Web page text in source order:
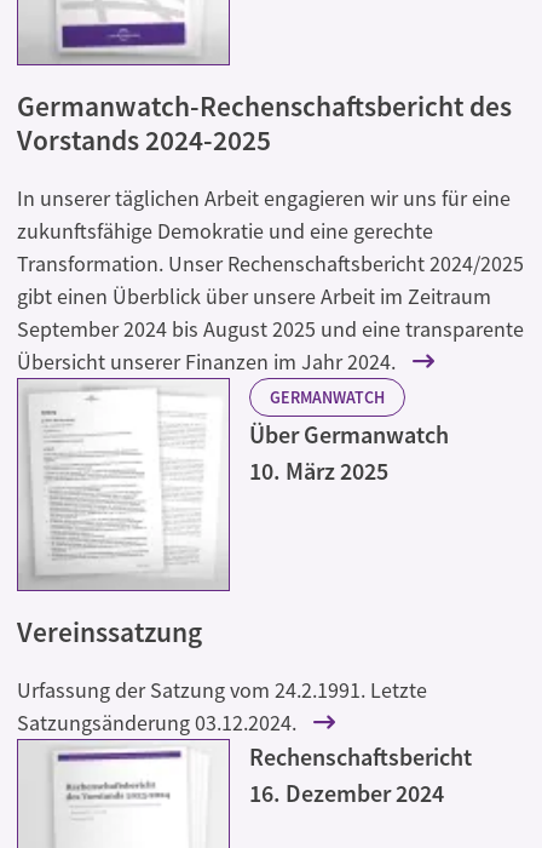
Germanwatch-Rechenschaftsbericht des
Vorstands 2024-2025
In unserer täglichen Arbeit engagieren wir uns für eine
zukunftsfähige Demokratie und eine gerechte
Transformation. Unser Rechenschaftsbericht 2024/2025
gibt einen Überblick über unsere Arbeit im Zeitraum
September 2024 bis August 2025 und eine transparente
Übersicht unserer Finanzen im Jahr 2024.
GERMANWATCH
Über Germanwatch
10. März 2025
Vereinssatzung
Urfassung der Satzung vom 24.2.1991. Letzte
Satzungsänderung 03.12.2024.
Rechenschaftsbericht
16. Dezember 2024